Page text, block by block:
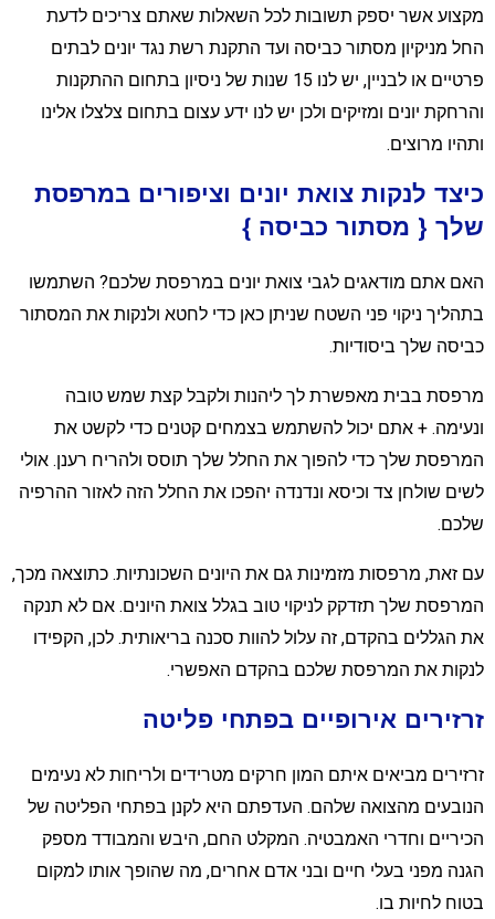
אשר יספק תשובות לכל השאלות שאתם צריכים לדעת
מניקיון מסתור כביסה ועד התקנת רשת נגד יונים לבתים
פרטיים או לבניין, יש לנו 15 שנות של ניסיון בתחום ההתקנות
יונים ומזיקים ולכן יש לנו ידע עצום בתחום צלצלו אלינו
מרוצים.
לנקות צואת יונים וציפורים במרפסת
{ מסתור כביסה }
אתם מודאגים לגבי צואת יונים במרפסת שלכם? השתמשו
ניקוי פני השטח שניתן כאן כדי לחטא ולנקות את המסתור
שלך ביסודיות.
בבית מאפשרת לך ליהנות ולקבל קצת שמש טובה
+ אתם יכול להשתמש בצמחים קטנים כדי לקשט את
שלך כדי להפוך את החלל שלך תוסס ולהריח רענן. אולי
שולחן צד וכיסא ונדנדה יהפכו את החלל הזה לאזור ההרפיה
זאת, מרפסות מזמינות גם את היונים השכונתיות. כתוצאה מכך,
שלך תזדקק לניקוי טוב בגלל צואת היונים. אם לא תנקה
הגללים בהקדם, זה עלול להוות סכנה בריאותית. לכן, הקפידו
את המרפסת שלכם בהקדם האפשרי.
אירופיים בפתחי פליטה
מביאים איתם המון חרקים מטרידים ולריחות לא נעימים
מהצואה שלהם. העדפתם היא לקנן בפתחי הפליטה של
וחדרי האמבטיה. המקלט החם, היבש והמבודד מספק
מפני בעלי חיים ובני אדם אחרים, מה שהופך אותו למקום
לחיות בו.